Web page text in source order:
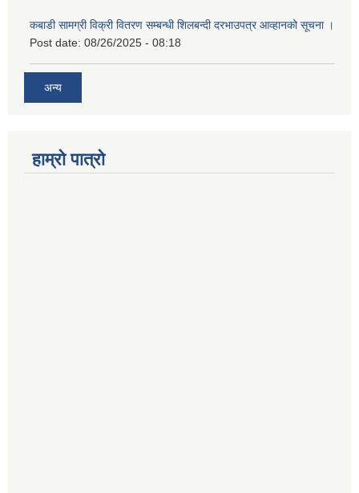
कबाडी सामग्री विक्री वितरण सम्बन्धी शिलबन्दी दरभाउपत्र आव्हानको सूचना ।
Post date: 08/26/2025 - 08:18
अन्य
हाम्रो पात्रो